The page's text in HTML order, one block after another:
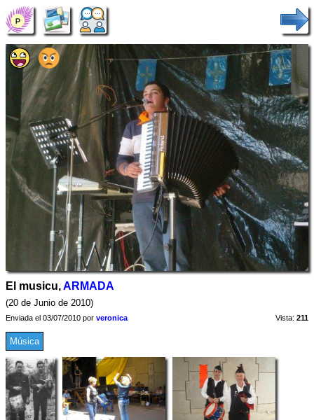
El musicu,ARMADA
(20 de Junio de 2010)
Enviada el 03/07/2010 por veronica Vista: 211
Música